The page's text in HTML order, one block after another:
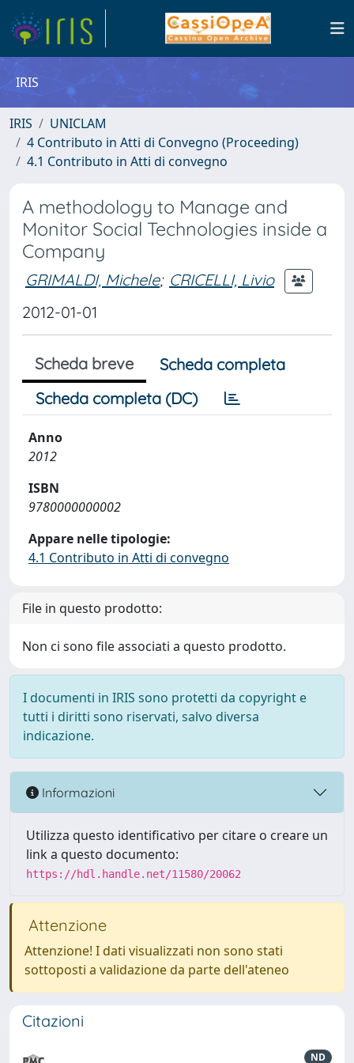
IRIS
IRIS
UNICLAM
4 Contributo in Atti di Convegno (Proceeding)
4.1 Contributo in Atti di convegno
A methodology to Manage and
Monitor Social Technologies inside a
Company
GRIMALDI, Michele; CRICELLI, Livio
2012-01-01
Scheda breve
Scheda completa
Scheda completa (DC)
Anno
2012
ISBN
9780000000002
Appare nelle tipologie:
4.1 Contributo in Atti di convegno
File in questo prodotto:
Non ci sono file associati a questo prodotto.
I documenti in IRIS sono protetti da copyright e
tutti i diritti sono riservati, salvo diversa
indicazione.
Informazioni
Utilizza questo identificativo per citare o creare un
link a questo documento:
https://hdl.handle.net/11580/20062
Attenzione
Attenzione! I dati visualizzati non sono stati
sottoposti a validazione da parte dell'ateneo
Citazioni
ND